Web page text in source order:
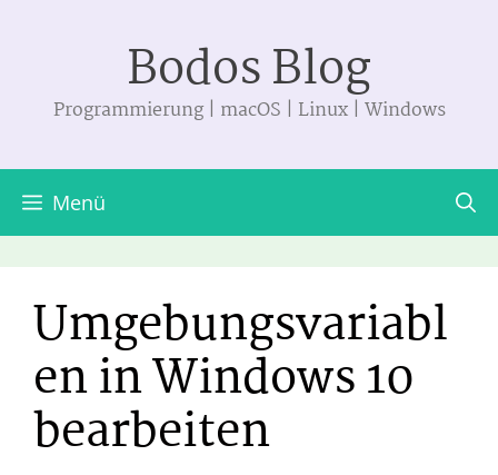
springen
Bodos Blog
Programmierung | macOS | Linux | Windows
Menü
Umgebungsvariabl
en in Windows 10
bearbeiten